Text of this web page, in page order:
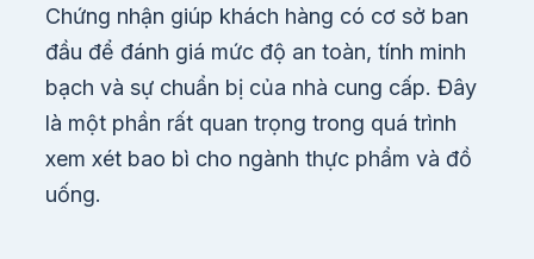
Chứng nhận giúp khách hàng có cơ sở ban
đầu để đánh giá mức độ an toàn, tính minh
bạch và sự chuẩn bị của nhà cung cấp. Đây
là một phần rất quan trọng trong quá trình
xem xét bao bì cho ngành thực phẩm và đồ
uống.